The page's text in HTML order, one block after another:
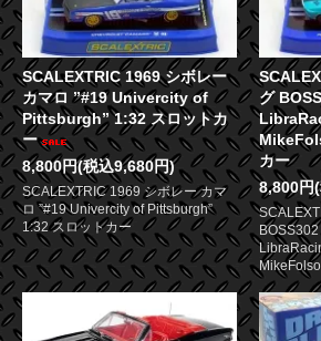
SCALEXTRIC 1969 シボレー
カマロ ”#19 Univercity of
Pittsburgh” 1:32 スロットカ
ー
8,800円(税込9,680円)
SCALEXTRIC 1969 シボレー カマ
ロ ”#19 Univercity of Pittsburgh”
1:32 スロットカー
グ
カー
8,800円
BOSS302